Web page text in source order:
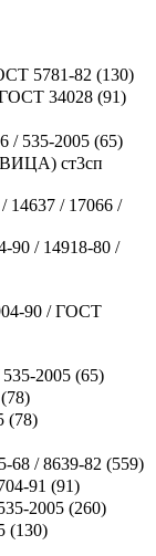
5781-82 (130)
34028 (91)
/ 535-2005 (65)
ст3сп
14637 / 17066 /
90 / 14918-80 /
90 / ГОСТ
2005 (65)
78)
(78)
68 / 8639-82 (559)
91 (91)
2005 (260)
(130)